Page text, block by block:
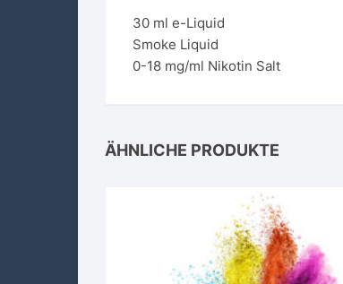
30 ml e-Liquid
Smoke Liquid
0-18 mg/ml Nikotin Salt
ÄHNLICHE PRODUKTE